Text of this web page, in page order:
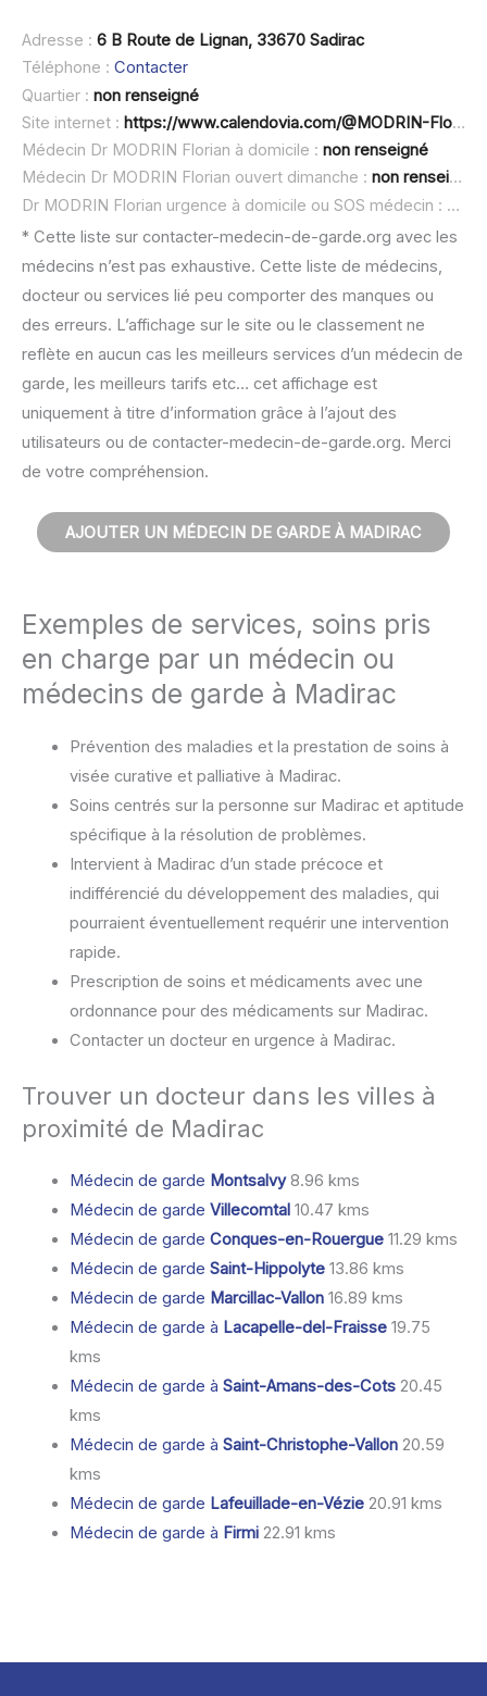
Adresse : 6 B Route de Lignan, 33670 Sadirac
Téléphone : Contacter
Quartier : non renseigné
Site internet : https://www.calendovia.com/@MODRIN-Florian-SADIRAC
Médecin Dr MODRIN Florian à domicile : non renseigné
Médecin Dr MODRIN Florian ouvert dimanche : non renseigné
Dr MODRIN Florian urgence à domicile ou SOS médecin :
non
* Cette liste sur contacter-medecin-de-garde.org avec les
médecins n’est pas exhaustive. Cette liste de médecins,
docteur ou services lié peu comporter des manques ou
des erreurs. L’affichage sur le site ou le classement ne
reflète en aucun cas les meilleurs services d’un médecin de
garde, les meilleurs tarifs etc… cet affichage est
uniquement à titre d’information grâce à l’ajout des
utilisateurs ou de contacter-medecin-de-garde.org. Merci
de votre compréhension.
AJOUTER UN MÉDECIN DE GARDE À MADIRAC
Exemples de services, soins pris
en charge par un médecin ou
médecins de garde à Madirac
Prévention des maladies et la prestation de soins à
visée curative et palliative à Madirac.
Soins centrés sur la personne sur Madirac et aptitude
spécifique à la résolution de problèmes.
Intervient à Madirac d’un stade précoce et
indifférencié du développement des maladies, qui
pourraient éventuellement requérir une intervention
rapide.
Prescription de soins et médicaments avec une
ordonnance pour des médicaments sur Madirac.
Contacter un docteur en urgence à Madirac.
Trouver un docteur dans les villes à
proximité de Madirac
Médecin de garde Montsalvy8.96 kms
Médecin de garde Villecomtal10.47 kms
Médecin de garde Conques-en-Rouergue11.29 kms
Médecin de garde Saint-Hippolyte13.86 kms
Médecin de garde Marcillac-Vallon16.89 kms
Médecin de garde à Lacapelle-del-Fraisse19.75
kms
Médecin de garde à Saint-Amans-des-Cots20.45
kms
Médecin de garde à Saint-Christophe-Vallon20.59
kms
Médecin de garde Lafeuillade-en-Vézie20.91 kms
Médecin de garde à Firmi22.91 kms